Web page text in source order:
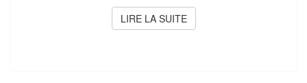
LIRE LA SUITELIRE LA SUITE